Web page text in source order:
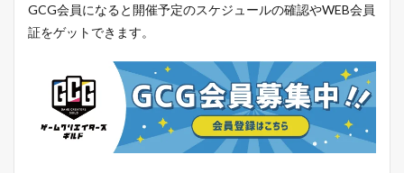
GCG会員になると開催予定のスケジュールの確認やWEB会員
証をゲットできます。